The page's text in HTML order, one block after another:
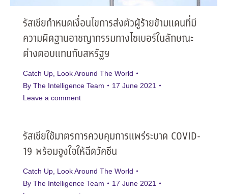
รัสเซียกำหนดเงื่อนไขการส่งตัวผู้ร้ายข้ามแดนที่มี
ความผิดฐานอาชญากรรมทางไซเบอร์ในลักษณะ
ต่างตอบแทนกับสหรัฐฯ
Catch Up Look Around The World
By The Intelligence Team
17 June 2021
Leave a comment
รัสเซียใช้มาตรการควบคุมการแพร่ระบาด COVID-
19 พร้อมจูงใจให้ฉีดวัคซีน
Catch Up Look Around The World
By The Intelligence Team
17 June 2021